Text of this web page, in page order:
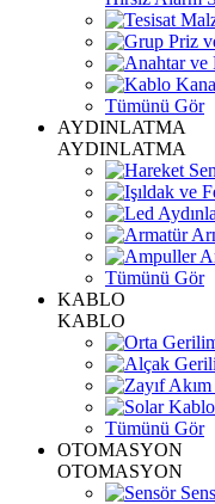
Tümünü Gör
AYDINLATMA
AYDINLATMA
Tümünü Gör
KABLO
KABLO
Tümünü Gör
OTOMASYON
OTOMASYON